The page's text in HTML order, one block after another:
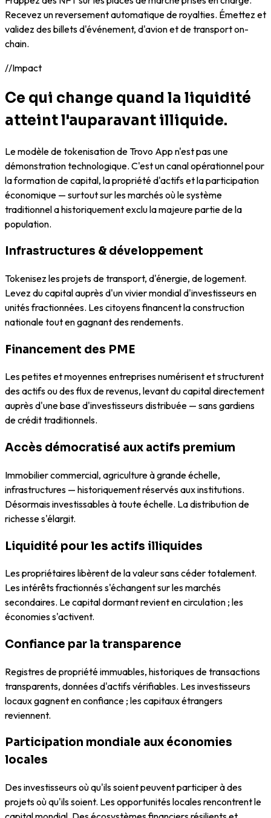
Recevez un reversement automatique de royalties. Émettez et
validez des billets d'événement, d'avion et de transport on-
chain.
//Impact
Ce qui change quand la liquidité
atteint l'auparavant illiquide.
Le modèle de tokenisation de Trovo App n'est pas une
démonstration technologique. C'est un canal opérationnel pour
la formation de capital, la propriété d'actifs et la participation
économique — surtout sur les marchés où le système
traditionnel a historiquement exclu la majeure partie de la
population.
Infrastructures & développement
Tokenisez les projets de transport, d'énergie, de logement.
Levez du capital auprès d'un vivier mondial d'investisseurs en
unités fractionnées. Les citoyens financent la construction
nationale tout en gagnant des rendements.
Financement des PME
Les petites et moyennes entreprises numérisent et structurent
des actifs ou des flux de revenus, levant du capital directement
auprès d'une base d'investisseurs distribuée — sans gardiens
de crédit traditionnels.
Accès démocratisé aux actifs premium
Immobilier commercial, agriculture à grande échelle,
infrastructures — historiquement réservés aux institutions.
Désormais investissables à toute échelle. La distribution de
richesse s'élargit.
Liquidité pour les actifs illiquides
Les propriétaires libèrent de la valeur sans céder totalement.
Les intérêts fractionnés s'échangent sur les marchés
secondaires. Le capital dormant revient en circulation ; les
économies s'activent.
Confiance par la transparence
Registres de propriété immuables, historiques de transactions
transparents, données d'actifs vérifiables. Les investisseurs
locaux gagnent en confiance ; les capitaux étrangers
reviennent.
Participation mondiale aux économies
locales
Des investisseurs où qu'ils soient peuvent participer à des
projets où qu'ils soient. Les opportunités locales rencontrent le